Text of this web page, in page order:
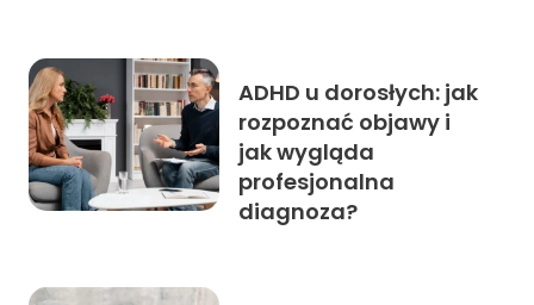
ADHD u dorosłych: jak
rozpoznać objawy i
jak wygląda
profesjonalna
diagnoza?